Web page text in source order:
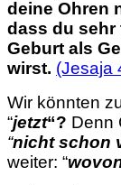
deine Ohren
dass du
Geburt als
wirst. (Jesaja
Wir könnten
“jetzt“? Denn
“nicht schon
weiter: “